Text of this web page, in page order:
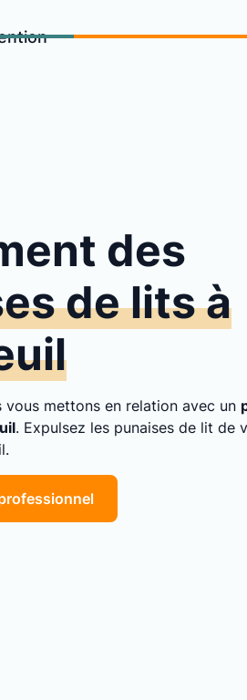
des
de lits à
vous mettons en relation avec un
. Expulsez les punaises de lit de